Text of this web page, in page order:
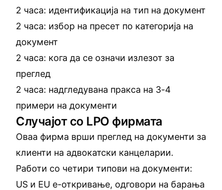
2 часа: идентификација на тип на документ
2 часа: избор на пресет по категорија на
документ
2 часа: кога да се означи излезот за
преглед
2 часа: надгледувана пракса на 3-4
примери на документи
Случајот со LPO фирмата
Оваа фирма врши преглед на документи за
клиенти на адвокатски канцеларии.
Работи со четири типови на документи:
US и EU е-откривање, одговори на барања